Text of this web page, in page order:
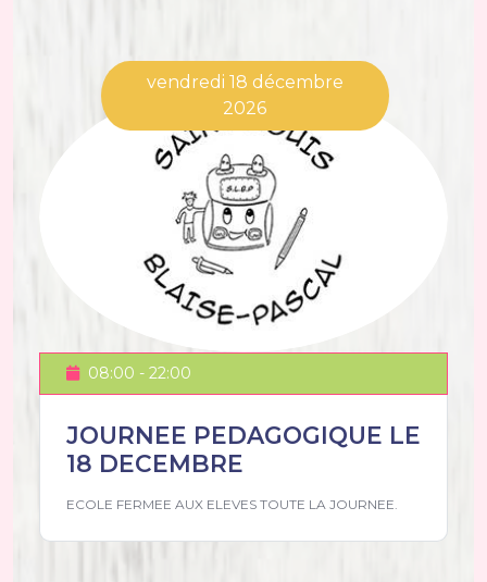
vendredi 18 décembre
2026
08:00 - 22:00
JOURNEE PEDAGOGIQUE LE
18 DECEMBRE
ECOLE FERMEE AUX ELEVES TOUTE LA JOURNEE.